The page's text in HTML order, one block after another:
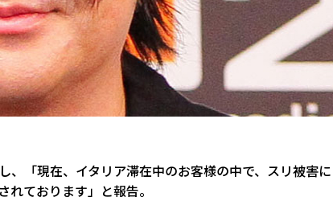
「現在、イタリア滞在中のお客様の中で、スリ被害に
ております」と報告。